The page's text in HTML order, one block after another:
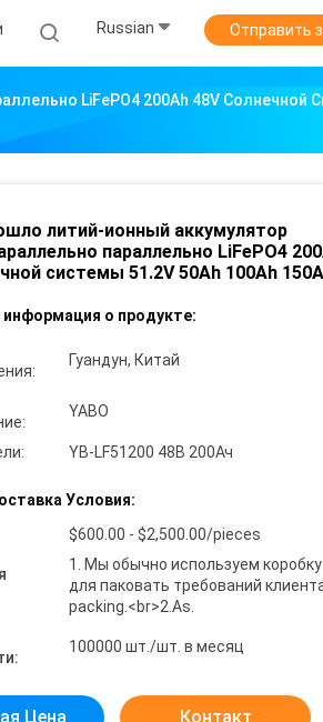
Russian Отправить
LiFePO4 200Ah 48V Солнечной
литий-ионный аккумулятор
параллельно LiFePO4
системы 51.2V 50Ah 100Ah
информация о продукте:
Гуандун, Китай
YABO
YB-LF51200 48В 200Ач
Условия:
$600.00 - $2,500.00/pieces
1. Мы обычно используем коробку
для паковать требований
packing.<br>2.As.
100000 шт./шт. в месяц
Цена Контакт